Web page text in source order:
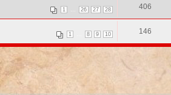
1 26 27 28 406
1 8 9 10 146